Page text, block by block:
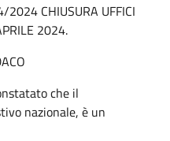
2024 CHIUSURA UFFICI
2024.
che il
nazionale, è un